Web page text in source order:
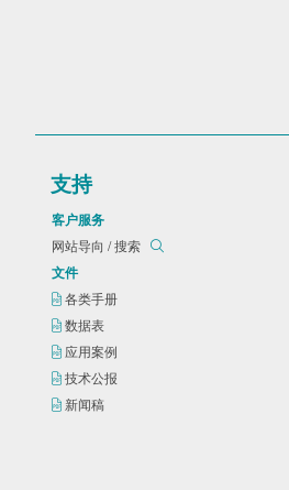
支持
客户服务
网站导向 / 搜索
文件
各类手册
数据表
应用案例
技术公报
新闻稿